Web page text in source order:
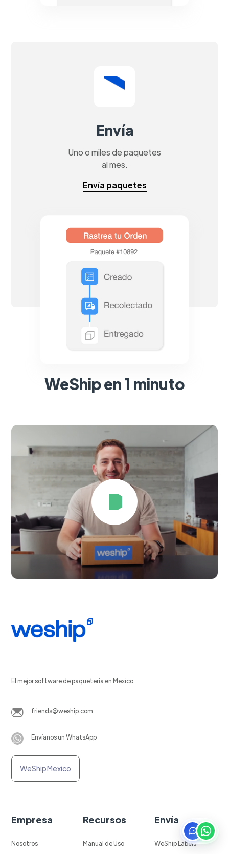
Envía
Uno o miles de paquetes
al mes.
Envía paquetes
WeShip en 1 minuto
El mejor software de paquetería en Mexico.
friends@weship.com
Envíanos un WhatsApp
WeShip Mexico
Empresa
Nosotros
Recursos
Manual de Uso
Envía
WeShip Labels